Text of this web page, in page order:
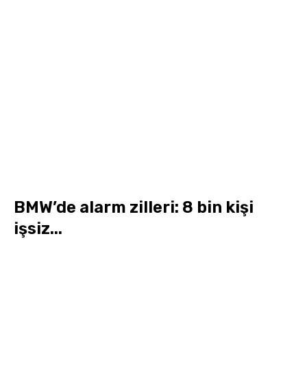
BMW’de alarm zilleri: 8 bin kişi
işsiz...